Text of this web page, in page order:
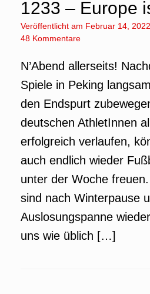
1233 – Europe
Veröffentlicht am Februar 14, 2022
48 Kommentare
N’Abend allerseits!
Spiele in Peking
den Endspurt
deutschen AthletInnen
erfolgreich verlaufen,
auch endlich wieder
unter der Woche
sind nach Winterpause
Auslosungspanne
uns wie üblich […]